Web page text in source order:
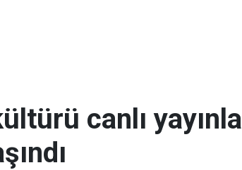
canlı yayınla